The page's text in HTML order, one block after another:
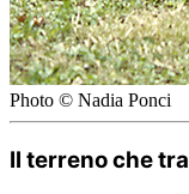
Photo © Nadia Ponci
Il terreno che